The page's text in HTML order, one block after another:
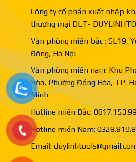
Công ty cổ phần xuất nhập
thương mại DLT-
Văn phòng miền bắc : SL19,
Đông, Hà Nội
Văn phòng miền nam: Khu
Hòa, Phường Đồng Hòa, TP.
Minh
Hotline miền Bắc:
Hotline miền Nam:
Email: